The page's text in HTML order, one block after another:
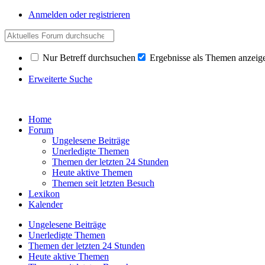
Anmelden oder registrieren
Nur Betreff durchsuchen Ergebnisse als Themen
Erweiterte Suche
Home
Forum
Ungelesene Beiträge
Unerledigte Themen
Themen der letzten 24 Stunden
Heute aktive Themen
Themen seit letzten Besuch
Lexikon
Kalender
Ungelesene Beiträge
Unerledigte Themen
Themen der letzten 24 Stunden
Heute aktive Themen